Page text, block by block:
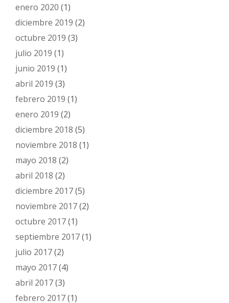
enero 2020 (1)
diciembre 2019 (2)
octubre 2019 (3)
julio 2019 (1)
junio 2019 (1)
abril 2019 (3)
febrero 2019 (1)
enero 2019 (2)
diciembre 2018 (5)
noviembre 2018 (1)
mayo 2018 (2)
abril 2018 (2)
diciembre 2017(5)
noviembre 2017(2)
octubre 2017(1)
septiembre 2017(1)
julio 2017(2)
mayo 2017(4)
abril 2017(3)
febrero 2017(1)